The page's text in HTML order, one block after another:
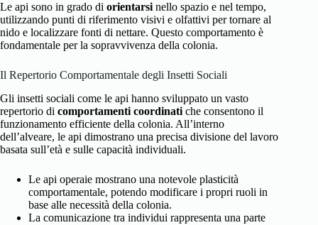
Le api sono in grado di orientarsi nello spazio e nel tempo,
utilizzando punti di riferimento visivi e olfattivi per tornare al
nido e localizzare fonti di nettare. Questo comportamento è
fondamentale per la sopravvivenza della colonia.
Il Repertorio Comportamentale degli Insetti Sociali
Gli insetti sociali come le api hanno sviluppato un vasto
repertorio di comportamenti coordinati che consentono il
funzionamento efficiente della colonia. All’interno
dell’alveare, le api dimostrano una precisa divisione del lavoro
basata sull’età e sulle capacità individuali.
Le api operaie mostrano una notevole plasticità
comportamentale, potendo modificare i propri ruoli in
base alle necessità della colonia.
La comunicazione tra individui rappresenta una parte